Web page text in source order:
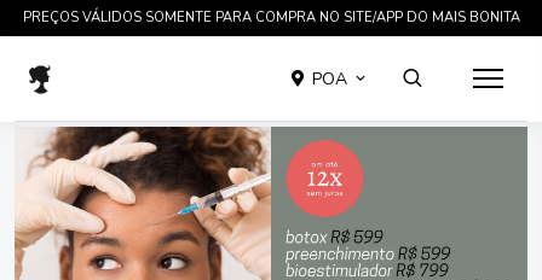
TRATAMENTOS COMPROVADOS CIENTIFICAMENTE EM ATÉ 12 X SEM JUROS
POA